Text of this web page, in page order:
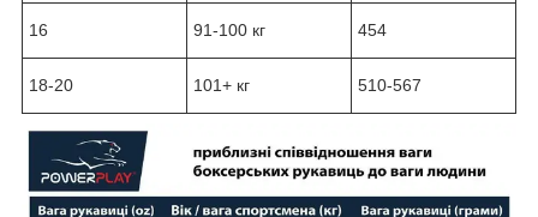
16 91-100 кг 454
18-20 101+ кг 510-567